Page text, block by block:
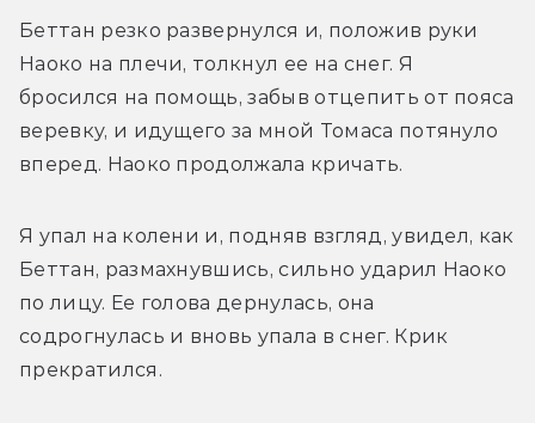
Беттан резко развернулся и, положив руки
Наоко на плечи, толкнул ее на снег. Я
бросился на помощь, забыв отцепить от пояса
веревку, и идущего за мной Томаса потянуло
вперед. Наоко продолжала кричать.
Я упал на колени и, подняв взгляд, увидел, как
Беттан, размахнувшись, сильно ударил Наоко
по лицу. Ее голова дернулась, она
содрогнулась и вновь упала в снег. Крик
прекратился.